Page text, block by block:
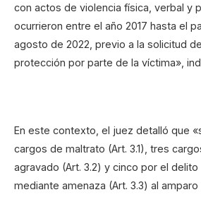
con actos de violencia física, verbal y
ocurrieron entre el año 2017 hasta el
agosto de 2022, previo a la solicitud
protección por parte de la víctima»,
En este contexto, el juez detalló que
cargos de maltrato (Art. 3.1), tres
agravado (Art. 3.2) y cinco por el
mediante amenaza (Art. 3.3) al amparo